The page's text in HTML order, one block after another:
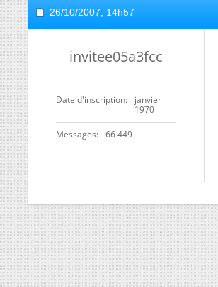
26/10/2007, 14h57
invitee05a3fcc
Date d'inscription
janvier
1970
Messages 66 449